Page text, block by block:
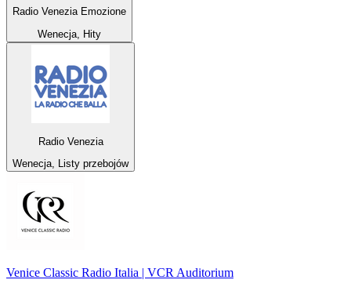
Radio Venezia Emozione
Wenecja, Hity
Radio Venezia
Wenecja, Listy przebojów
Venice Classic Radio Italia | VCR Auditorium